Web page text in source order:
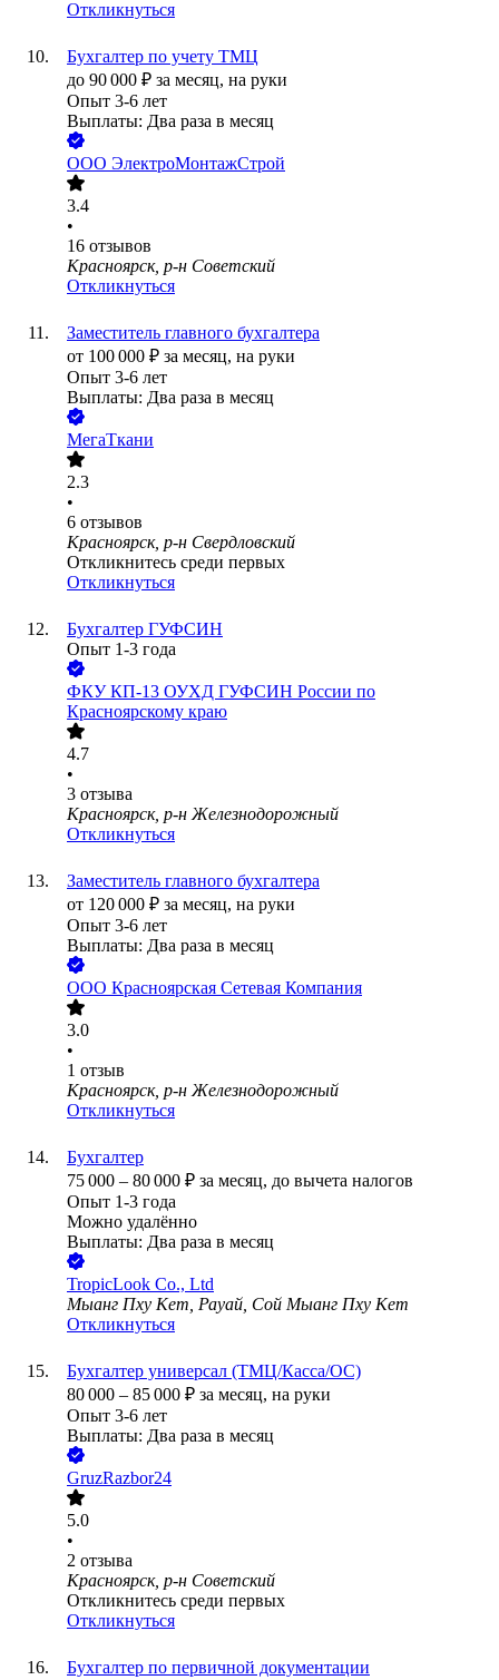
Откликнуться
Бухгалтер по учету ТМЦ
до 90 000 ₽ за месяц, на руки
Опыт 3-6 лет
Выплаты: Два раза в месяц
ООО ЭлектроМонтажСтрой
3.4
•
16 отзывов
Красноярск, р-н Советский
Откликнуться
Заместитель главного бухгалтера
от 100 000 ₽ за месяц, на руки
Опыт 3-6 лет
Выплаты: Два раза в месяц
МегаТкани
2.3
•
6 отзывов
Красноярск, р-н Свердловский
Откликнитесь среди первых
Откликнуться
Бухгалтер ГУФСИН
Опыт 1-3 года
ФКУ КП-13 ОУХД ГУФСИН России по
Красноярскому краю
4.7
•
3 отзыва
Красноярск, р-н Железнодорожный
Откликнуться
Заместитель главного бухгалтера
от 120 000 ₽ за месяц, на руки
Опыт 3-6 лет
Выплаты: Два раза в месяц
ООО Красноярская Сетевая Компания
3.0
•
1 отзыв
Красноярск, р-н Железнодорожный
Откликнуться
Бухгалтер
75 000 – 80 000 ₽ за месяц, до вычета налогов
Опыт 1-3 года
Можно удалённо
Выплаты: Два раза в месяц
TropicLook Co., Ltd
Мыанг Пху Кет, Рауай, Сой Мыанг Пху Кет
Откликнуться
Бухгалтер универсал (ТМЦ/Касса/ОС)
80 000 – 85 000 ₽ за месяц, на руки
Опыт 3-6 лет
Выплаты: Два раза в месяц
GruzRazbor24
5.0
•
2 отзыва
Красноярск, р-н Советский
Откликнитесь среди первых
Откликнуться
Бухгалтер по первичной документации